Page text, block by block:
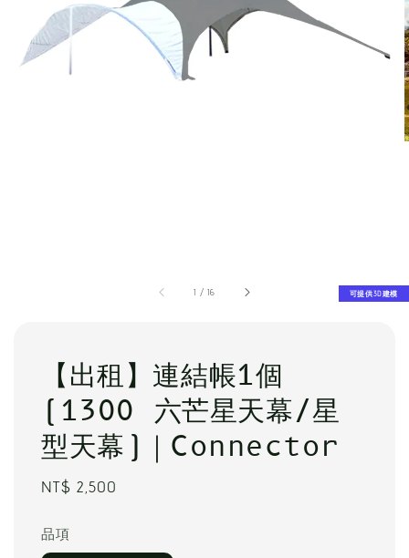
1 /16 可提供3D建模
【出租】連結帳1個
(1300 六芒星天幕/星
型天幕)｜Connector
Regular
NT$ 2,500
品項